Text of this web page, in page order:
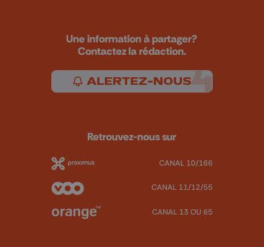
Une information à partager?
Contactez la rédaction.
ALERTEZ-NOUS
Retrouvez-nous sur
CANAL 10/166
CANAL 11/12/55
CANAL 13 OU 65